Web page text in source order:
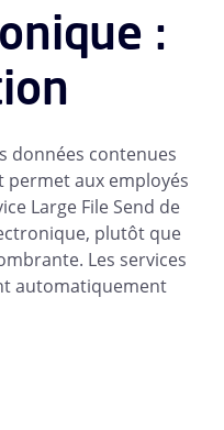
:
données contenues
permet aux employés
Large File Send de
plutôt que
Les services
automatiquement